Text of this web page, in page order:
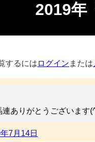
2019年
するには ログイン または
連ありがとうございます
7月14日